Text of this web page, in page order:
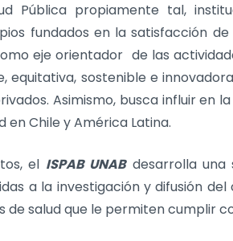
Pública propiamente tal,
fundados en la satisfacción
eje orientador de las
equitativa, sostenible e
Asimismo, busca influir en
en Chile y América Latina.
el ISPAB UNABdesarrolla una
a la investigación y difusión
de salud que le permiten cumplir